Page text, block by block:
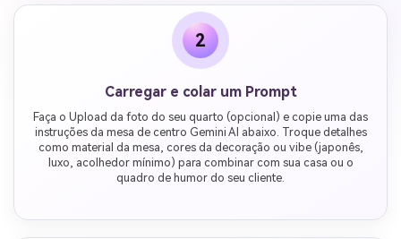
2
Carregar e colar um Prompt
Faça o Upload da foto do seu quarto (opcional) e copie uma das
instruções da mesa de centro Gemini AI abaixo. Troque detalhes
como material da mesa, cores da decoração ou vibe (japonês,
luxo, acolhedor mínimo) para combinar com sua casa ou o
quadro de humor do seu cliente.